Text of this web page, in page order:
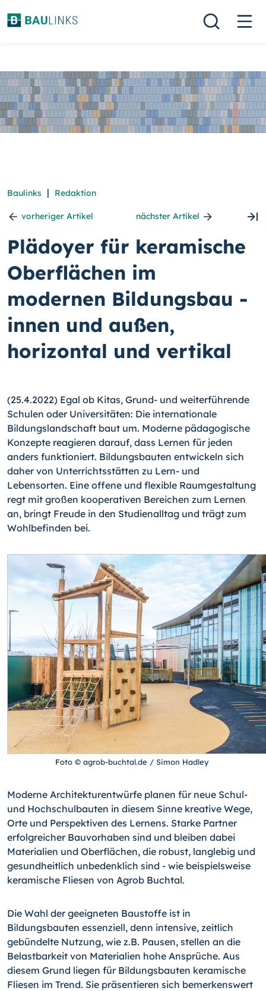
Baulinks | Redaktion
vorheriger Artikel nächster Artikel
Plädoyer für keramische
Oberflächen im
modernen Bildungsbau -
innen und außen,
horizontal und vertikal
(25.4.2022) Egal ob Kitas, Grund- und weiterführende
Schulen oder Universitäten: Die internationale
Bildungslandschaft baut um. Moderne pädagogische
Konzepte reagieren darauf, dass Lernen für jeden
anders funktioniert. Bildungsbauten entwickeln sich
daher von Unterrichtsstätten zu Lern- und
Lebensorten. Eine offene und flexible Raumgestaltung
regt mit großen kooperativen Bereichen zum Lernen
an, bringt Freude in den Studienalltag und trägt zum
Wohlbefinden bei.
Foto © agrob-buchtal.de / Simon Hadley
Moderne Architekturentwürfe planen für neue Schul-
und Hochschulbauten in diesem Sinne kreative Wege,
Orte und Perspektiven des Lernens. Starke Partner
erfolgreicher Bauvorhaben sind und bleiben dabei
Materialien und Oberflächen, die robust, langlebig und
gesundheitlich unbedenklich sind - wie beispielsweise
keramische Fliesen von Agrob Buchtal.
Die Wahl der geeigneten Baustoffe ist in
Bildungsbauten essenziell, denn intensive, zeitlich
gebündelte Nutzung, wie z.B. Pausen, stellen an die
Belastbarkeit von Materialien hohe Ansprüche. Aus
diesem Grund liegen für Bildungsbauten keramische
Fliesen im Trend. Sie präsentieren sich bemerkenswert